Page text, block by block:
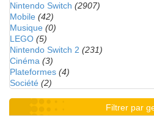
Nintendo Switch (2907)
Mobile (42)
Musique (0)
LEGO (5)
Nintendo Switch 2 (231)
Cinéma (3)
Plateformes (4)
Société (2)
Filtrer par